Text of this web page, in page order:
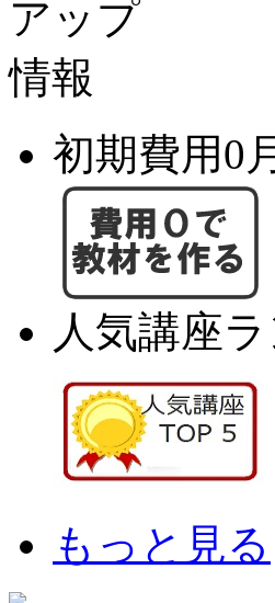
初期費用0
人気講座
もっと見る